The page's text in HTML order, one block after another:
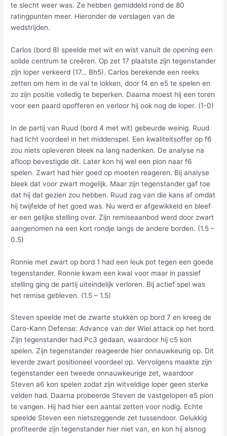
te slecht weer was. Ze hebben gemiddeld rond de 80
ratingpunten meer. Hieronder de verslagen van de
wedstrijden.
Carlos (bord 8) speelde met wit en wist vanuit de opening een
solide centrum te creëren. Op zet 17 plaatste zijn tegenstander
zijn loper verkeerd (17… Bh5). Carlos berekende een reeks
zetten om hem in de val te lokken, door f4 en e5 te spelen en
zo zijn positie volledig te beperken. Daarna moest hij een toren
voor een paard opofferen en verloor hij ook nog de loper. (1-0)
In de partij van Ruud (bord 4 met wit) gebeurde weinig. Ruud
had licht voordeel in het middenspel. Een kwaliteitsoffer op f6
zou niets opleveren bleek na lang nadenken. De analyse na
afloop bevestigde dit. Later kon hij wel een pion naar f6
spelen. Zwart had hier goed op moeten reageren. Bij analyse
bleek dat voor zwart mogelijk. Maar zijn tegenstander gaf toe
dat hij dat gezien zou hebben. Ruud zag van die kans af omdat
hij twijfelde of het goed was. Nu werd er afgewikkeld en bleef
er een gelijke stelling over. Zijn remiseaanbod werd door zwart
aangenomen na een kort rondje langs de andere borden. (1.5 –
0.5)
Ronnie met zwart op bord 1 had een leuk pot tegen een goede
tegenstander. Ronnie kwam een kwal voor maar in passief
stelling ging de partij uiteindelijk verloren. Bij actief spel was
het remise gebleven. (1.5 – 1.5)
Steven speelde met de zwarte stukken op bord 7 en kreeg de
Caro-Kann Defense: Advance van der Wiel attack op het bord.
Zijn tegenstander had Pc3 gedaan, waardoor hij c5 kon
spelen. Zijn tegenstander reageerde hier onnauwkeurig op. Dit
leverde zwart positioneel voordeel op. Vervolgens maakte zijn
tegenstander een tweede onnauwkeurige zet, waardoor
Steven a6 kon spelen zodat zijn witveldige loper geen sterke
velden had. Daarna probeerde Steven de vastgelopen e5 pion
te vangen. Hij had hier een aantal zetten voor nodig. Echte
speelde Steven een nietszeggende zet tussendoor. Gelukkig
profiteerde zijn tegenstander hier niet van, en kon hij alsnog